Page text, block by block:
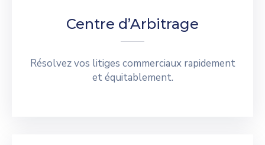
Centre d’Arbitrage
Résolvez vos litiges commerciaux rapidement
et équitablement.